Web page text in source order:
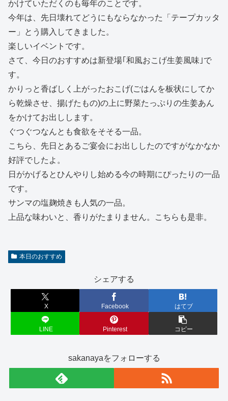
かけていただくのも毎年のことです。
今年は、先日壊れてどうにもならなかった「テープカッタ
ー」とう購入してきました。
楽しいイベントです。
さて、今日のおすすめは新登場｢和風おこげ生姜風味｣で
す。
かりっと香ばしく上がったおこげ(ごはんを板状にしてか
ら乾燥させ、揚げたもの)の上に野菜たっぷりの生姜あん
をかけてお出しします。
ぐつぐつなんとも食欲をそそる一品。
こちら、先日とあるご宴会にお出ししたのですがなかなか
好評でしたよ。
日がかげるとひんやりし始める今の時期にぴったりの一品
です。
サンマの塩麹焼きも人気の一品。
上品な味わいと、香りがたまりません。こちらも是非。
本日のおすすめ
シェアする
X Facebook はてブ
LINE Pinterest コピー
sakanayaをフォローする